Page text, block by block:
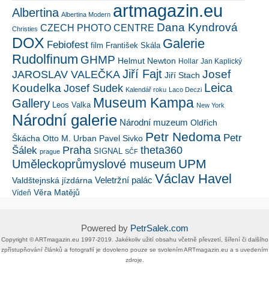
Albertina Albertina Modern artmagazin.eu
Christies CZECH PHOTO CENTRE Dana Kyndrová
DOX Febiofest film František Skála Galerie
Rudolfinum GHMP Helmut Newton Hollar Jan Kaplický
JAROSLAV VALEČKA Jiří Fajt Jiří Stach Josef
Koudelka Josef Sudek Kalendář roku Laco Deczi Leica
Gallery Leos Valka Museum Kampa New York
Národní galerie Národní muzeum Oldřich
Škácha Otto M. Urban Pavel Sivko Petr Nedoma Petr
Šálek prague Praha SIGNAL SČF theta360
Uměleckoprůmyslové museum UPM
Valdštejnská jízdárna Veletržní palác Václav Havel
Vídeň Věra Matějů
Powered by PetrSalek.com
Copyright ©​ ​​ARTmagazin.eu ​1997-2019​.​ Jakékoliv užití obsahu včetně převzetí, šíření či dalšího
zpřístupňování článků a fotografií je dovoleno pouze se svolením ​ARTmagazin.eu​ ​a s uvedením
zdroje.